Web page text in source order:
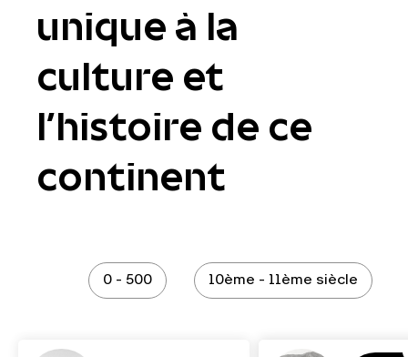
unique à la
culture et
l’histoire de ce
continent
0 - 500 10ème - 11ème siècle